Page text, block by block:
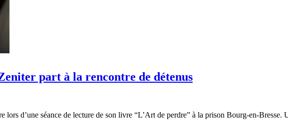
part à la rencontre de détenus
d’une séance de lecture de son livre “L’Art de perdre” à la prison Bourg-en-Bresse.